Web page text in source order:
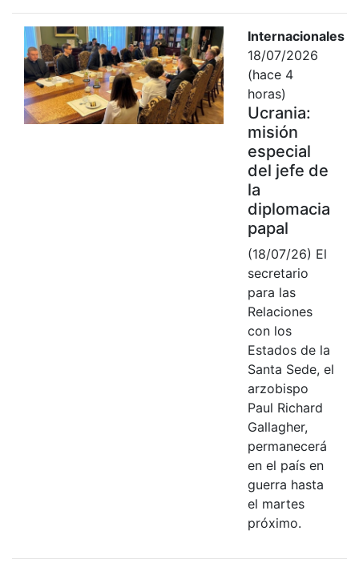
Internacionales
18/07/2026
(hace 4
horas)
Ucrania:
misión
especial
del jefe de
la
diplomacia
papal
(18/07/26) El
secretario
para las
Relaciones
con los
Estados de la
Santa Sede, el
arzobispo
Paul Richard
Gallagher,
permanecerá
en el país en
guerra hasta
el martes
próximo.